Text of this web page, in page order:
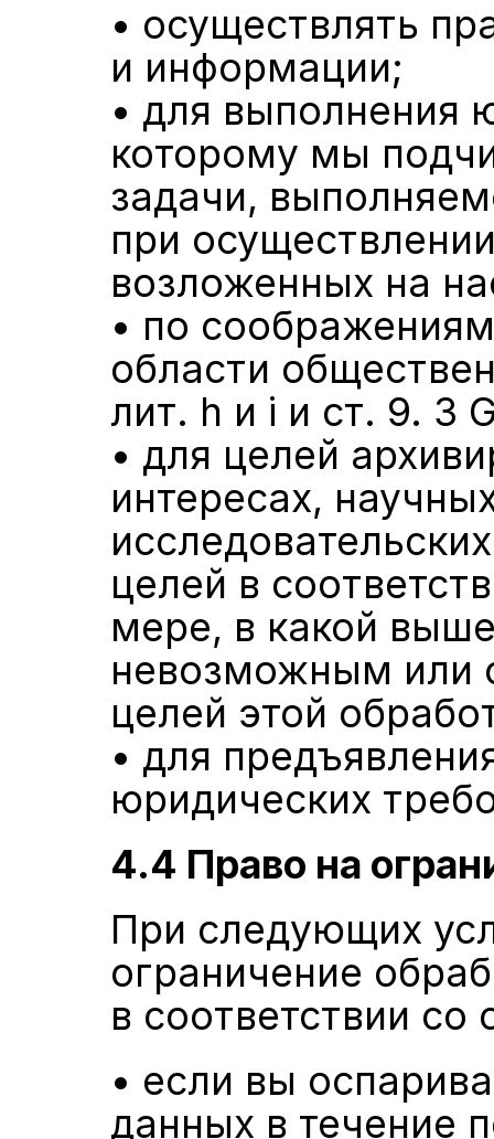
• осуществлять
и информации;
• для выполнения
которому мы
задачи,
при
возложенных на
• по
области
лит. h и i и ст. 9. 3
• для целей
интересах,
целей в
мере, в какой
невозможным или
целей этой
• для
юридических
4.4 Право на
При следующих
ограничение
в соответствии со
• если вы
данных в течение